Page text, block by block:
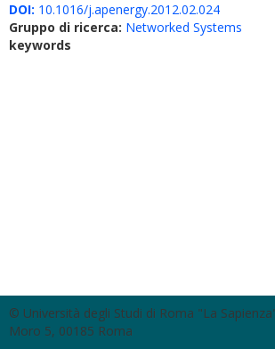
DOI: 10.1016/j.apenergy.2012.02.024
Gruppo di ricerca: Networked Systems
keywords
© Università degli Studi di Roma "La
Moro 5, 00185 Roma